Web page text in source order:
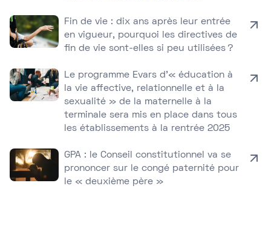
Fin de vie : dix ans après leur entrée
en vigueur, pourquoi les directives de
fin de vie sont-elles si peu utilisées ?
Le programme Evars d’« éducation à
la vie affective, relationnelle et à la
sexualité » de la maternelle à la
terminale sera mis en place dans tous
les établissements à la rentrée 2025
GPA : le Conseil constitutionnel va se
prononcer sur le congé paternité pour
le « deuxième père »